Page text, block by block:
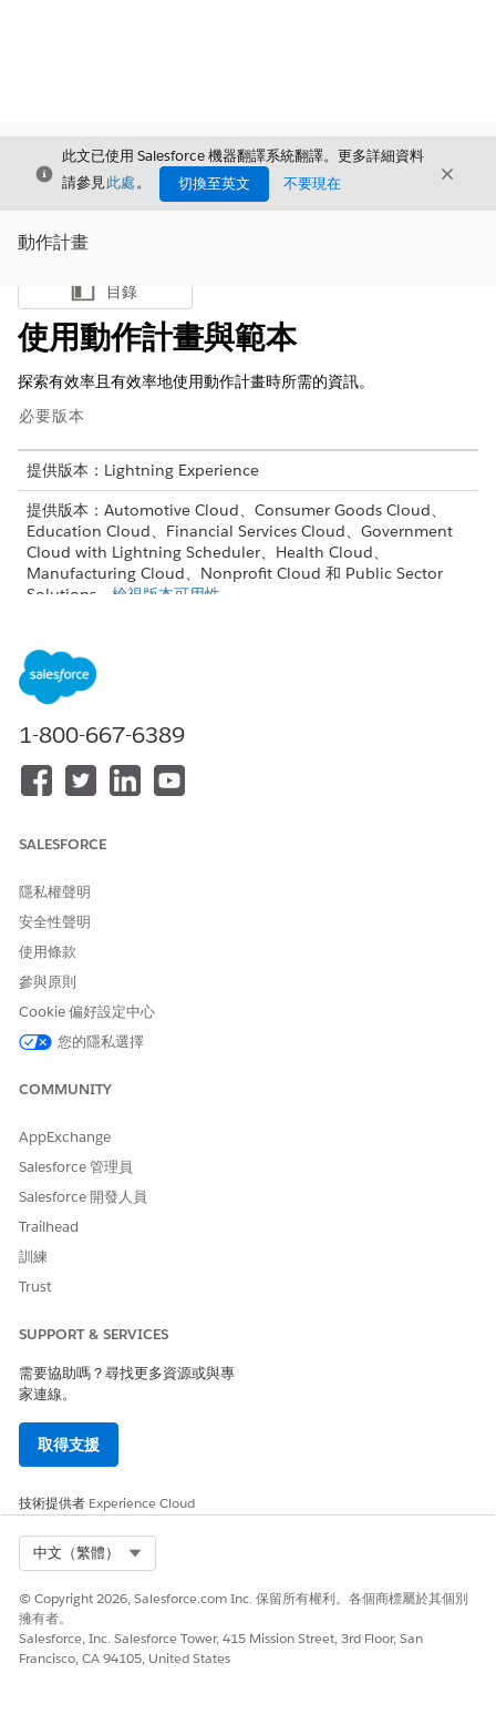
結束
此文已使用 Salesforce 機器翻譯系統翻譯。更多詳細資料
請參見此處。 切換至英文 不要現在 結束
動作計畫
顯示目錄
目錄
使用動作計畫與範本
探索有效率且有效率地使用動作計畫時所需的資訊。
必要版本
提供版本：Lightning Experience
提供版本：Automotive Cloud、Consumer Goods Cloud、
Education Cloud、Financial Services Cloud、Government
Cloud with Lightning Scheduler、Health Cloud、
Manufacturing Cloud、Nonprofit Cloud 和 Public Sector
Solutions。 檢視版本可用性
提供範本讓使用者建立自己的動作計畫。動作計畫範本會定義完
成業務流程所需的工作和文件檢查清單項目。
從範本建立個別、特定動作計畫
動作計畫可讓您捕捉可重複的工作,然後將工作序列自動化,以改
善協同合作和生產力。使用動作計畫,小組可以自動為特定用戶
參與指派工作擁有者和期限。動作計畫也可讓您輕鬆建立報告和
在可列印檢視中顯示動作計畫項目
編輯「動作計畫」版面配置。然後將「工作」和「文件檢查清單
項目」相關清單新增至版面配置。
自訂工作和文件檢查清單項目的顯示順序
使用重新排序功能,在動作計畫或動作計畫範本中重新排列工作
和文件檢查清單項目。
編輯動作計畫和動作計畫範本中的工作欄位
和動作計畫範本中個別編輯每個工作。
將檔案附加至動作計畫,以減少將相同檔案或業務附加檔案多次
附加至相同動作計畫的各種工作。
排程循環動作計畫
透過循環排程,您可以針對可重複的業務流程建立循環動作計
畫。建立動作計畫的循環排程之前,請先識別您必須執行的工
作。
此文章是否解決您的問題？
1-800-667-6389
SALESFORCE
隱私權聲明
安全性聲明
使用條款
參與原則
Cookie 偏好設定中心
您的隱私選擇
COMMUNITY
AppExchange
Salesforce 管理員
Salesforce 開發人員
Trailhead
訓練
Trust
SUPPORT & SERVICES
需要協助嗎？尋找更多資源或與專
家連線。
取得支援
技術提供者 Experience Cloud
中文（繁體）
© Copyright 2026, Salesforce.com Inc. 保留所有權利。各個商標屬於其個別
擁有者。
Salesforce, Inc. Salesforce Tower, 415 Mission Street, 3rd Floor, San
Francisco, CA 94105, United States